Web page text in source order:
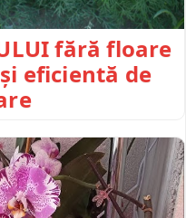
fără floare
eficientă de